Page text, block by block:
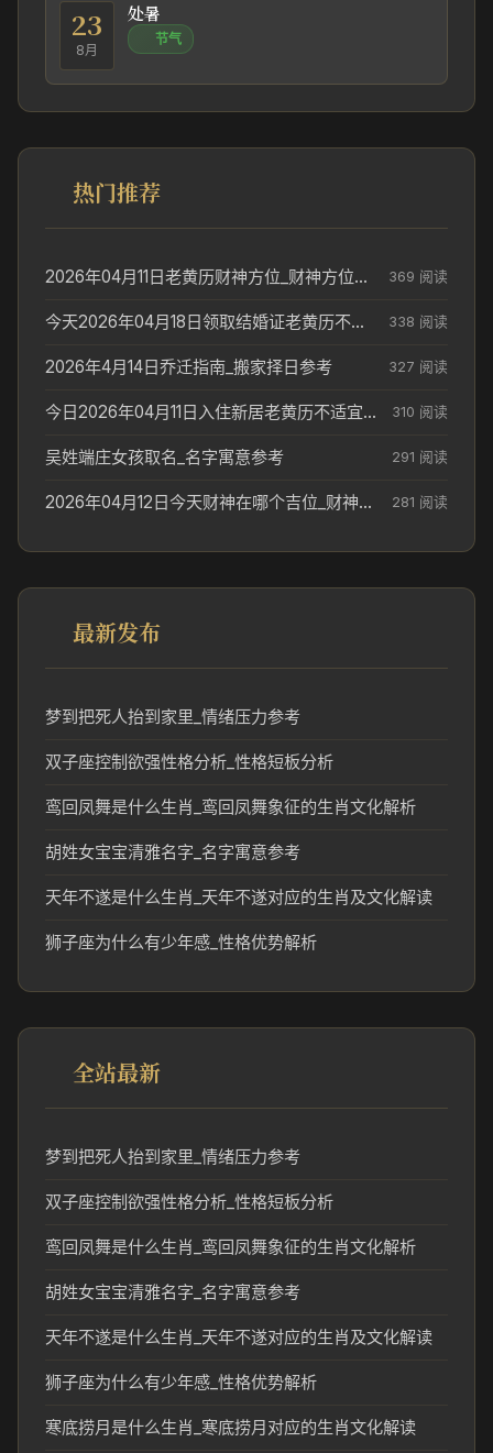
23
8月
处暑
节气
热门推荐
2026年04月11日老黄历财神方位_财神方位与供奉讲究 369 阅读
今天2026年04月18日领取结婚证老黄历不适合吗_领证日期参考 338 阅读
2026年4月14日乔迁指南_搬家择日参考 327 阅读
今日2026年04月11日入住新居老黄历不适宜吗_搬家择日参考 310 阅读
吴姓端庄女孩取名_名字寓意参考 291 阅读
2026年04月12日今天财神在哪个吉位_财神方位参考 281 阅读
最新发布
梦到把死人抬到家里_情绪压力参考
双子座控制欲强性格分析_性格短板分析
鸾回凤舞是什么生肖_鸾回凤舞象征的生肖文化解析
胡姓女宝宝清雅名字_名字寓意参考
天年不遂是什么生肖_天年不遂对应的生肖及文化解读
狮子座为什么有少年感_性格优势解析
全站最新
梦到把死人抬到家里_情绪压力参考
双子座控制欲强性格分析_性格短板分析
鸾回凤舞是什么生肖_鸾回凤舞象征的生肖文化解析
胡姓女宝宝清雅名字_名字寓意参考
天年不遂是什么生肖_天年不遂对应的生肖及文化解读
狮子座为什么有少年感_性格优势解析
寒底捞月是什么生肖_寒底捞月对应的生肖文化解读